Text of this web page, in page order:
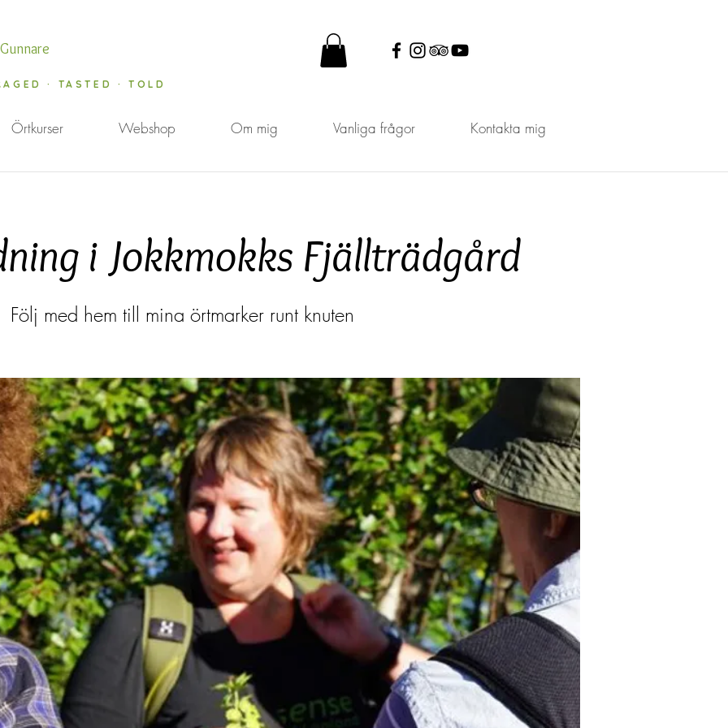
· TASTED · TOLD
Örtkurser Webshop Om mig Vanliga frågor Kontakta mig
i Jokkmokks Fjällträdgård
Följ med hem till mina örtmarker runt knuten